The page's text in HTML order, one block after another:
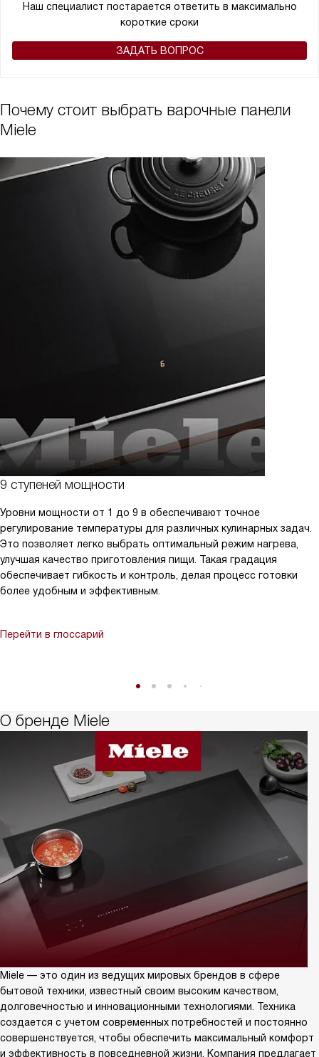
Наш специалист постарается ответить в максимально
короткие сроки
ЗАДАТЬ ВОПРОС
Почему стоит выбрать варочные панели
Miele
9 ступеней мощности
Уровни мощности от 1 до 9 в обеспечивают точное
регулирование температуры для различных кулинарных задач.
Это позволяет легко выбрать оптимальный режим нагрева,
улучшая качество приготовления пищи. Такая градация
обеспечивает гибкость и контроль, делая процесс готовки
более удобным и эффективным.
Перейти в глоссарий
О бренде Miele
Miele — это один из ведущих мировых брендов в сфере
бытовой техники, известный своим высоким качеством,
долговечностью и инновационными технологиями. Техника
создается с учетом современных потребностей и постоянно
совершенствуется, чтобы обеспечить максимальный комфорт
и эффективность в повседневной жизни. Компания предлагает